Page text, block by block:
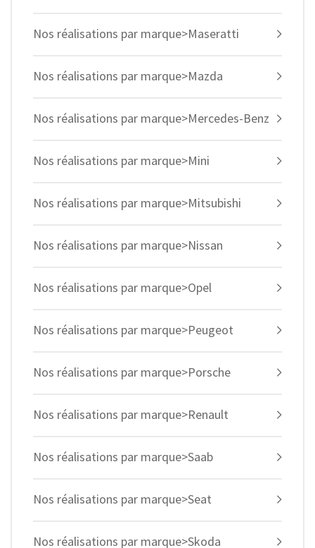
Nos réalisations par marque>Maseratti
Nos réalisations par marque>Mazda
Nos réalisations par marque>Mercedes-Benz
Nos réalisations par marque>Mini
Nos réalisations par marque>Mitsubishi
Nos réalisations par marque>Nissan
Nos réalisations par marque>Opel
Nos réalisations par marque>Peugeot
Nos réalisations par marque>Porsche
Nos réalisations par marque>Renault
Nos réalisations par marque>Saab
Nos réalisations par marque>Seat
Nos réalisations par marque>Skoda